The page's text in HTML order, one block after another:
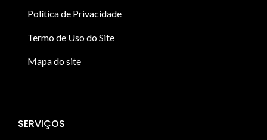
Política de Privacidade
Termo de Uso do Site
Mapa do site
SERVIÇOS